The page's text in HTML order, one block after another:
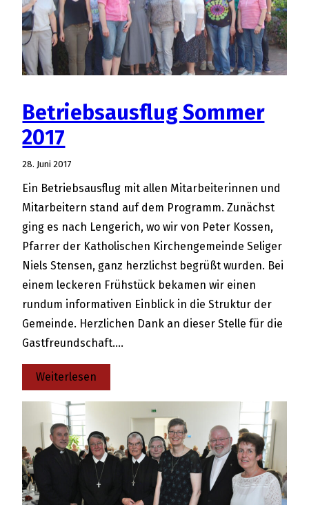
Betriebsausflug Sommer
2017
28. Juni 2017
Ein Betriebsausflug mit allen Mitarbeiterinnen und
Mitarbeitern stand auf dem Programm. Zunächst
ging es nach Lengerich, wo wir von Peter Kossen,
Pfarrer der Katholischen Kirchengemeinde Seliger
Niels Stensen, ganz herzlichst begrüßt wurden. Bei
einem leckeren Frühstück bekamen wir einen
rundum informativen Einblick in die Struktur der
Gemeinde. Herzlichen Dank an dieser Stelle für die
Gastfreundschaft.…
Weiterlesen
Betriebsausflug